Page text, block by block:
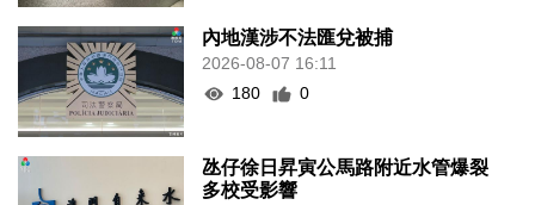
內地漢涉不法匯兌被捕
2026-08-07 16:11
180
0
氹仔徐日昇寅公馬路附近水管爆裂
多校受影響